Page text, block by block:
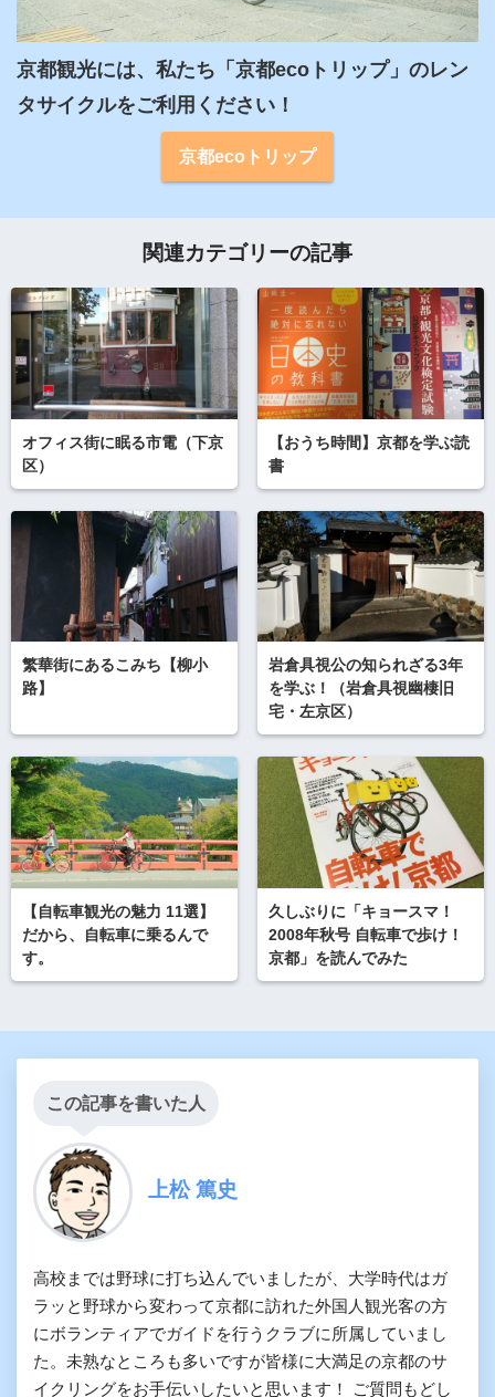
京都観光には、私たち「京都ecoトリップ」のレン
タサイクルをご利用ください！
京都ecoトリップ
関連カテゴリーの記事
オフィス街に眠る市電（下京
区）
【おうち時間】京都を学ぶ読
書
繁華街にあるこみち【柳小
路】
岩倉具視公の知られざる3年
を学ぶ！（岩倉具視幽棲旧
宅・左京区）
【自転車観光の魅力 11選】
だから、自転車に乗るんで
す。
久しぶりに「キョースマ！
2008年秋号 自転車で歩け！
京都」を読んでみた
この記事を書いた人
上松 篤史
高校までは野球に打ち込んでいましたが、大学時代はガ
ラッと野球から変わって京都に訪れた外国人観光客の方
にボランティアでガイドを行うクラブに所属していまし
た。未熟なところも多いですが皆様に大満足の京都のサ
イクリングをお手伝いしたいと思います！ ご質問もどし